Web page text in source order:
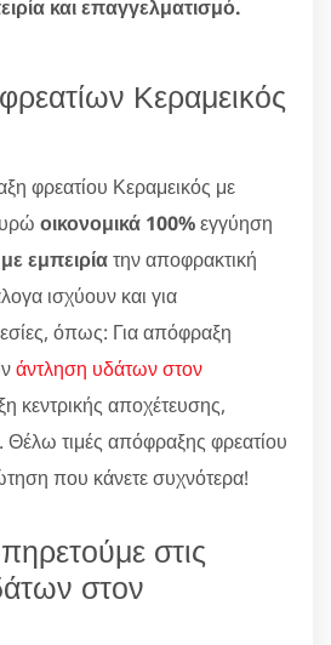
και επαγγελματισμό.
Κεραμεικός
φρεατίου Κεραμεικός με
οικονομικά 100%εγγύηση
εμπειρίατην αποφρακτική
ισχύουν και για
όπως: Για απόφραξη
άντληση υδάτων στον
κεντρικής αποχέτευσης,
τιμές απόφραξης φρεατίου
που κάνετε συχνότερα!
στις
στον